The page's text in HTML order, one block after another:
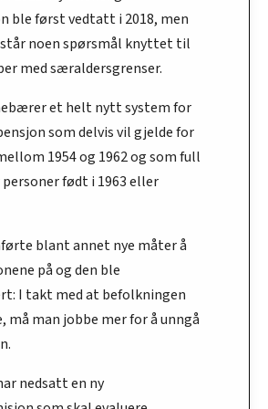
ble først vedtatt i 2018, men
noen spørsmål knyttet til
med særaldersgrenser.
et helt nytt system for
som delvis vil gjelde for
1954 og 1962 og som full
født i 1963 eller
blant annet nye måter å
på og den ble
I takt med at befolkningen
må man jobbe mer for å unngå
nedsatt en ny